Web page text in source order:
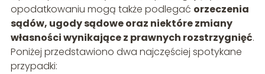
opodatkowaniu mogą także podlegać orzeczenia
sądów, ugody sądowe oraz niektóre zmiany
własności wynikające z prawnych rozstrzygnięć.
Poniżej przedstawiono dwa najczęściej spotykane
przypadki: